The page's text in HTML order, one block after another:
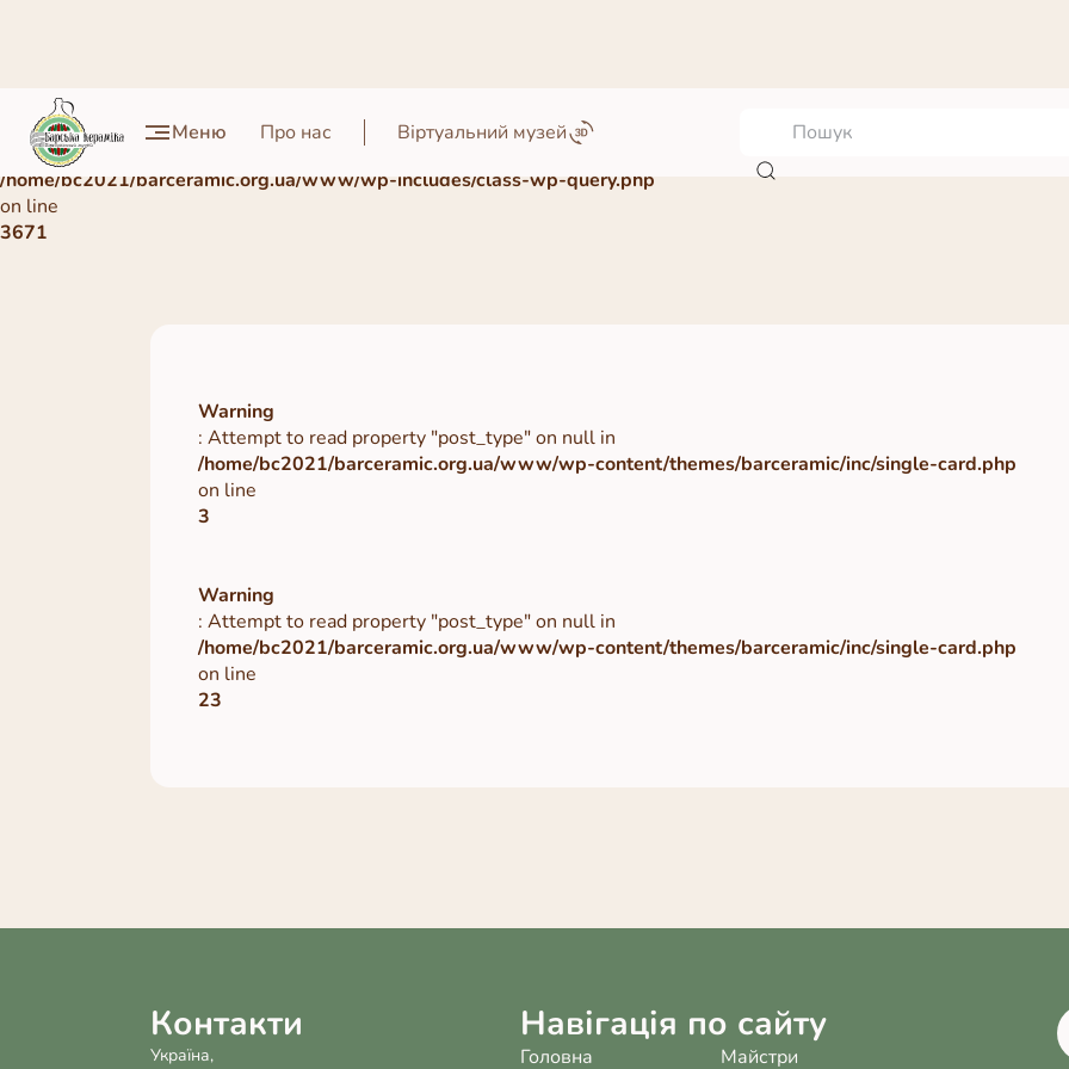
Меню Про нас Віртуальний музей
Warning
: Undefined array key 0 in
/home/bc2021/barceramic.org.ua/www/wp-includes/class-wp-query.php
on line
3671
Warning
: Attempt to read property "post_type" on null in
/home/bc2021/barceramic.org.ua/www/wp-content/themes/barceramic/inc/single-card.php
on line
3
Warning
: Attempt to read property "post_type" on null in
/home/bc2021/barceramic.org.ua/www/wp-content/themes/barceramic/inc/single-card.php
on line
23
Контакти
Україна,
Навігація по сайту
Головна Майстри